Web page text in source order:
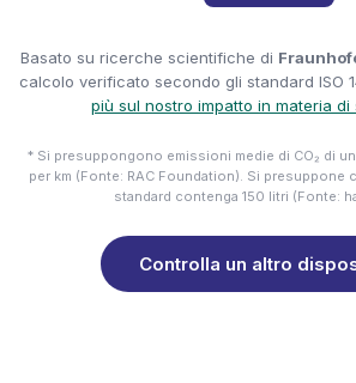
Basato su ricerche scientifiche di
calcolo verificato secondo gli standard ISO
più sul nostro impatto in materia di
* Si presuppongono emissioni medie di CO₂ di
per km (Fonte: RAC Foundation). Si presuppone
standard contenga 150 litri (Fonte:
Controlla un altro